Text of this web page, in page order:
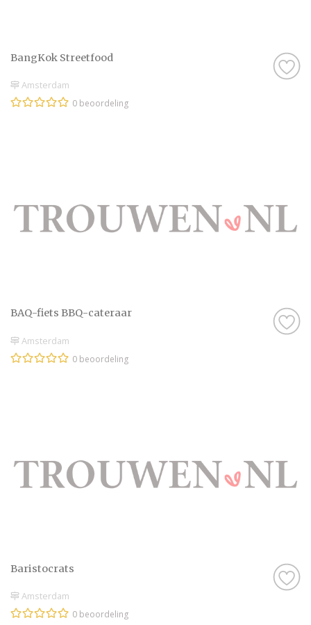
BangKok Streetfood
Amsterdam
0 beoordeling
BAQ-fiets BBQ-cateraar
Amsterdam
0 beoordeling
Baristocrats
Amsterdam
0 beoordeling